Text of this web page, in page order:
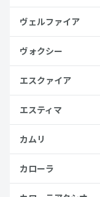
ヴェルファイア
ヴォクシー
エスクァイア
エスティマ
カムリ
カローラ